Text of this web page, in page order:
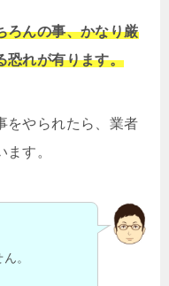
ろんの事、かなり厳
恐れが有ります。
をやられたら、業者
す。
。